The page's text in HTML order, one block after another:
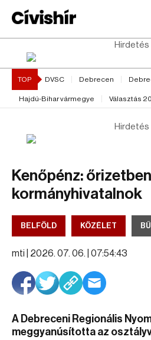
Hirdetés
TOP DVSC Debrecen
Hajdú-Bihar vármegye Választás
Hirdetés
Kenőpénz:
kormányhivatalnok
BELFÖLD KÖZÉLET
mti | 2026. 07. 06. | 07:54:43
A Debreceni Regionális
meggyanúsította az